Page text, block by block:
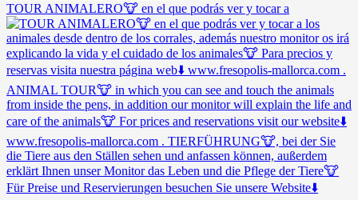
TOUR ANIMALERO🐮 en el que podrás ver y tocar a